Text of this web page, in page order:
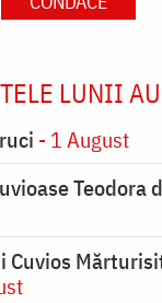
LUNII
- 1 August
Teodora
Cuvios